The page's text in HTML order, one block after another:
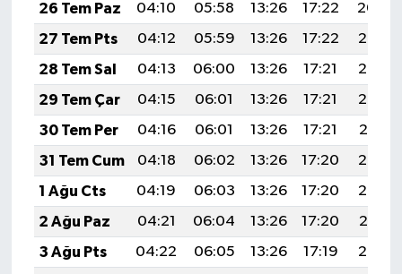
26 Tem Paz
04:10 05:58 13:26 17:22
20:44
27 Tem Pts
04:12 05:59 13:26 17:22
20:43
28 Tem Sal
04:13 06:00 13:26 17:21
20:43
29 Tem Çar
04:15 06:01 13:26 17:21
20:42
30 Tem Per
04:16 06:01 13:26 17:21
20:41
31 Tem Cum
04:18 06:02 13:26 17:20
20:39
1 Ağu Cts
04:19 06:03 13:26 17:20
20:38
2 Ağu Paz
04:21 06:04 13:26 17:20
20:37
3 Ağu Pts
04:22 06:05 13:26 17:19
20:36